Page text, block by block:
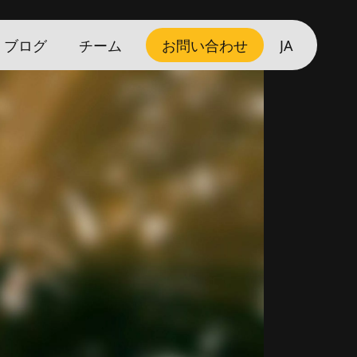
ブログ チーム お問い合わせ JA
No Comments